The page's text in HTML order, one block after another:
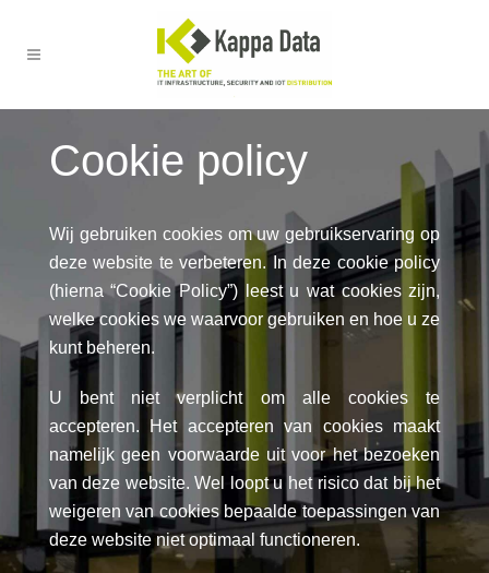
Cookie policy
Wij gebruiken cookies om uw gebruikservaring op
deze website te verbeteren. In deze cookie policy
(hierna “Cookie Policy”) leest u wat cookies zijn,
welke cookies we waarvoor gebruiken en hoe u ze
kunt beheren.
U bent niet verplicht om alle cookies te
accepteren. Het accepteren van cookies maakt
namelijk geen voorwaarde uit voor het bezoeken
van deze website. Wel loopt u het risico dat bij het
weigeren van cookies bepaalde toepassingen van
deze website niet optimaal functioneren.